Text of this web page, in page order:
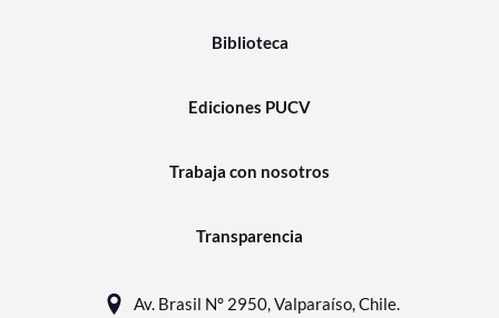
Biblioteca
Ediciones PUCV
Trabaja con nosotros
Transparencia
Av. Brasil N° 2950, Valparaíso, Chile.